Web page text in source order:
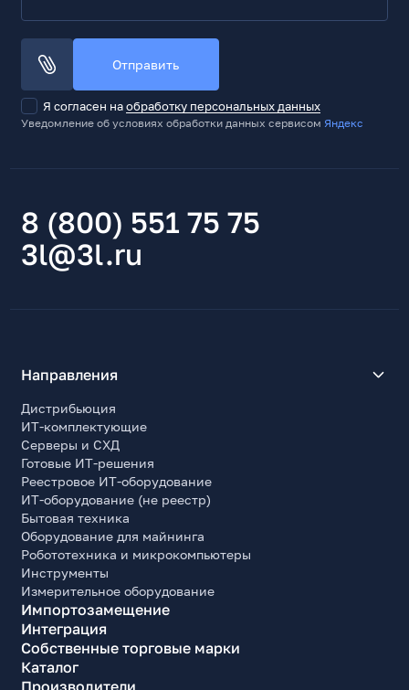
Отправить
Я согласен наобработку персональных данных
Уведомление об условиях обработки данных сервисом Яндекс
8 (800) 551 75 75
3l@3l.ru
Направления
Дистрибьюция
ИТ-комплектующие
Серверы и СХД
Готовые ИТ-решения
Реестровое ИТ-оборудование
ИТ-оборудование (не реестр)
Бытовая техника
Оборудование для майнинга
Робототехника и микрокомпьютеры
Инструменты
Измерительное оборудование
Импортозамещение
Интеграция
Собственные торговые марки
Каталог
Производители